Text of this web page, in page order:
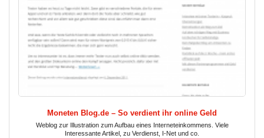
Moneten Blog.de – So verdient ihr online Geld
Weblog zur Illustration zum Aufbau eines Interneteinkommens. Viele
Interessante Artikel, zu Verdienst, I-Net und co.